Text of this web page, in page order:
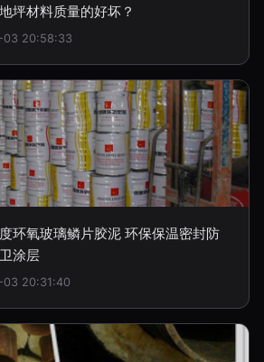
坪材料质量的好坏？
03 20:58:33
环氧玻璃鳞片胶泥 环保保温密封防
涂层
20:31:40